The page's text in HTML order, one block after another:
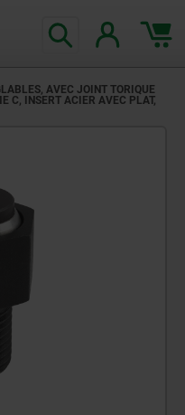
AVEC JOINT TORIQUE
C, INSERT ACIER AVEC PLAT,